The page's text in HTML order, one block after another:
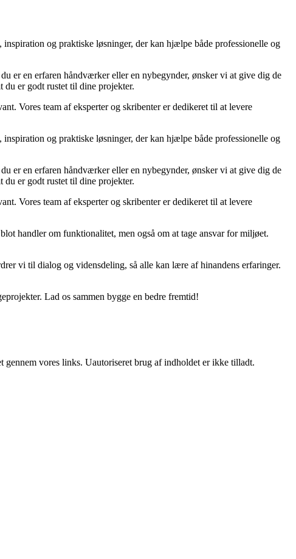
og praktiske løsninger, der kan hjælpe både professionelle og
er en erfaren håndværker eller en nybegynder, ønsker vi at give dig de
er godt rustet til dine projekter.
Vores team af eksperter og skribenter er dedikeret til at levere
og praktiske løsninger, der kan hjælpe både professionelle og
er en erfaren håndværker eller en nybegynder, ønsker vi at give dig de
er godt rustet til dine projekter.
Vores team af eksperter og skribenter er dedikeret til at levere
handler om funktionalitet, men også om at tage ansvar for miljøet.
vi til dialog og vidensdeling, så alle kan lære af hinandens erfaringer.
Lad os sammen bygge en bedre fremtid!
vores links. Uautoriseret brug af indholdet er ikke tilladt.